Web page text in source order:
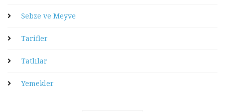
Sebze ve Meyve
Tarifler
Tatlılar
Yemekler